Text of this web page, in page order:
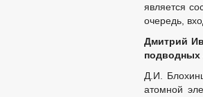
является
очередь,
Дмитрий
подводных
Д.И.
атомной